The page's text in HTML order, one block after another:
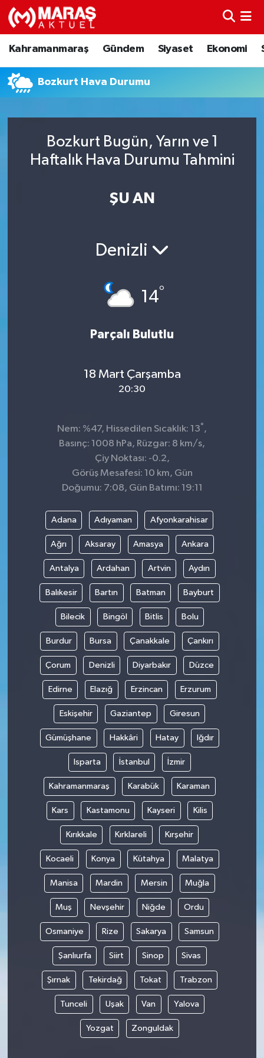
Kahramanmaraş Gündem Siyaset Ekonomi
Bozkurt Hava Durumu
Bozkurt Bugün, Yarın ve 1
Haftalık Hava Durumu Tahmini
ŞU AN
Denizli
14°
Parçalı Bulutlu
18 Mart Çarşamba
20:30
Nem: %47, Hissedilen Sıcaklık: 13° ,
Basınç: 1008 hPa, Rüzgar: 8 km/s,
Çiy Noktası: -0.2,
Görüş Mesafesi: 10 km, Gün
Doğumu: 7:08, Gün Batımı: 19:11
Adana Adıyaman Afyonkarahisar
Ağrı Aksaray Amasya Ankara
Antalya Ardahan Artvin Aydın
Balıkesir Bartın Batman Bayburt
Bilecik Bingöl Bitlis Bolu
Burdur Bursa Çanakkale Çankırı
Çorum Denizli Diyarbakır Düzce
Edirne Elazığ Erzincan Erzurum
Eskişehir Gaziantep Giresun
Gümüşhane Hakkâri Hatay Iğdır
Isparta İstanbul İzmir
Kahramanmaraş Karabük Karaman
Kars Kastamonu Kayseri Kilis
Kırıkkale Kırklareli Kırşehir
Kocaeli Konya Kütahya Malatya
Manisa Mardin Mersin Muğla
Muş Nevşehir Niğde Ordu
Osmaniye Rize Sakarya Samsun
Şanlıurfa Siirt Sinop Sivas
Şırnak Tekirdağ Tokat Trabzon
Tunceli Uşak Van Yalova
Yozgat Zonguldak
Kahramanmaraş
Ekonomi
Spor
Nöbetçi Eczaneler
Trafik Durumu
TFF 3.Lig 4.Grup Puan Durumu ve Fikstür